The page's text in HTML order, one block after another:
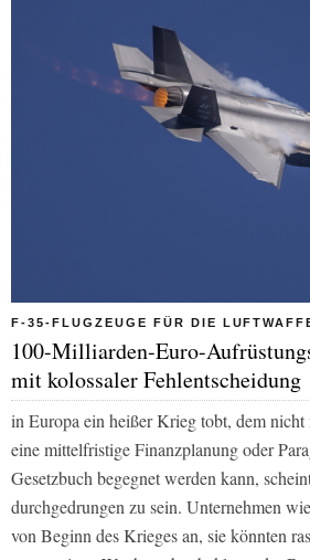
F-35-FLUGZEUGE FÜR DIE
100-Milliarden-Euro-
mit kolossaler Fehlentscheidung
in Europa ein heißer Krieg tobt, dem
eine mittelfristige Finanzplanung oder
Gesetzbuch begegnet werden kann,
durchgedrungen zu sein. Unternehmen
von Beginn des Krieges an, sie könnten